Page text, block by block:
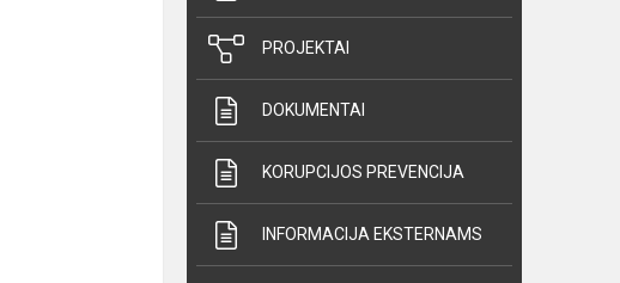
PROJEKTAI
DOKUMENTAI
KORUPCIJOS PREVENCIJA
INFORMACIJA EKSTERNAMS